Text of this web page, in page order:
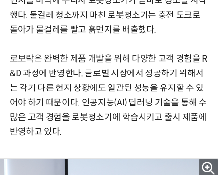
했다. 물걸레 청소까지 마친 로봇청소기는 충전 도크로
돌아가 물걸레를 빨고 흙먼지를 배출했다.
로보락은 완벽한 제품 개발을 위해 다양한 고객 경험을 R
&D 과정에 반영한다. 글로벌 시장에서 성공하기 위해서
는 각기 다른 현지 상황에도 일관된 성능을 유지할 수 있
어야 하기 때문이다. 인공지능(AI) 딥러닝 기술을 통해 수
많은 고객 경험을 로봇청소기에 학습시키고 출시 제품에
반영하고 있다.